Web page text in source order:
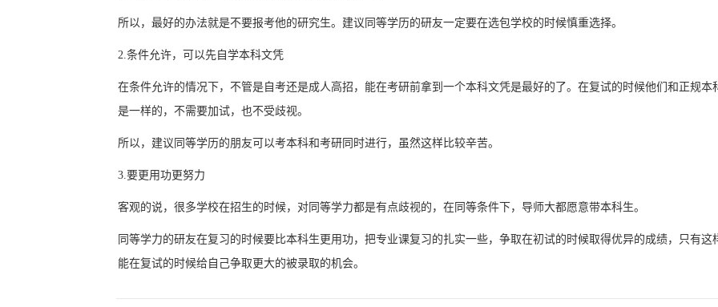
所以，最好的办法就是不要报考他的研究生。建议同等学历的研友一定要在选包学校的时候慎重选择。
2.条件允许，可以先自学本科文凭
在条件允许的情况下，不管是自考还是成人高招，能在考研前拿到一个本科文凭是最好的了。在复试的时候他们和正规本
是一样的，不需要加试，也不受歧视。
所以，建议同等学历的朋友可以考本科和考研同时进行，虽然这样比较辛苦。
3.要更用功更努力
客观的说，很多学校在招生的时候，对同等学力都是有点歧视的，在同等条件下，导师大都愿意带本科生。
同等学力的研友在复习的时候要比本科生更用功，把专业课复习的扎实一些，争取在初试的时候取得优异的成绩，只有这
能在复试的时候给自己争取更大的被录取的机会。